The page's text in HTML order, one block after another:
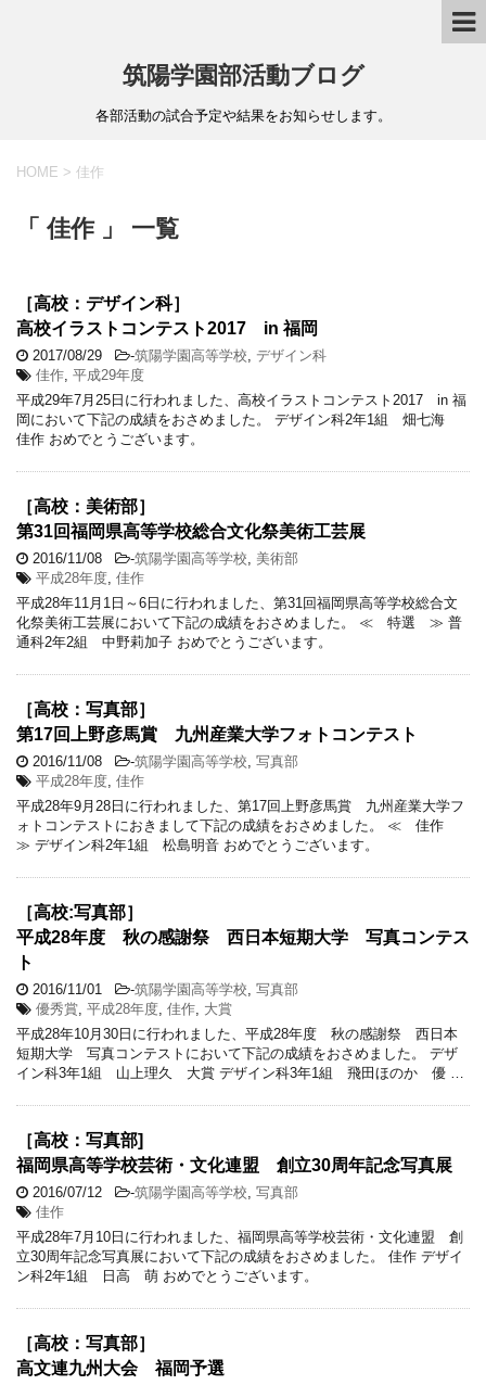
筑陽学園部活動ブログ
各部活動の試合予定や結果をお知らせします。
HOME > 佳作
「 佳作 」 一覧
［高校：デザイン科］
高校イラストコンテスト2017 in 福岡
2017/08/29 -筑陽学園高等学校 デザイン科
佳作 平成29年度
平成29年7月25日に行われました、高校イラストコンテスト2017 in 福
岡において下記の成績をおさめました。 デザイン科2年1組 畑七海
佳作 おめでとうございます。
［高校：美術部］
第31回福岡県高等学校総合文化祭美術工芸展
2016/11/08 -筑陽学園高等学校
美術部
平成28年度 佳作
平成28年11月1日～6日に行われました、第31回福岡県高等学校総合文
化祭美術工芸展において下記の成績をおさめました。 ≪ 特選 ≫ 普
通科2年2組 中野莉加子 おめでとうございます。
［高校：写真部］
第17回上野彦馬賞 九州産業大学フォトコンテスト
2016/11/08 -筑陽学園高等学校 写真部
平成28年度 佳作
平成28年9月28日に行われました、第17回上野彦馬賞 九州産業大学フ
ォトコンテストにおきまして下記の成績をおさめました。 ≪ 佳作
≫ デザイン科2年1組 松島明音 おめでとうございます。
［高校:写真部］
平成28年度 秋の感謝祭 西日本短期大学 写真コンテス
ト
2016/11/01 -筑陽学園高等学校 写真部
優秀賞 平成28年度 佳作 大賞
平成28年10月30日に行われました、平成28年度 秋の感謝祭 西日本
短期大学 写真コンテストにおいて下記の成績をおさめました。 デザ
イン科3年1組 山上理久 大賞 デザイン科3年1組 飛田ほのか 優 …
［高校：写真部]
福岡県高等学校芸術・文化連盟 創立30周年記念写真展
2016/07/12 -筑陽学園高等学校 写真部
佳作
平成28年7月10日に行われました、福岡県高等学校芸術・文化連盟 創
立30周年記念写真展において下記の成績をおさめました。 佳作 デザイ
ン科2年1組 日高 萌 おめでとうございます。
［高校：写真部］
高文連九州大会 福岡予選